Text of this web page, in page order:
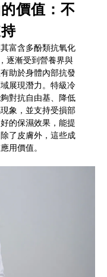
價值：不
富含多酚類抗氧化
逐漸受到營養界與
助於身體內部抗發
展現潛力。特級冷
對抗自由基、降低
象，並支持受損部
的保濕效果，能提
了皮膚外，這些成
用價值。